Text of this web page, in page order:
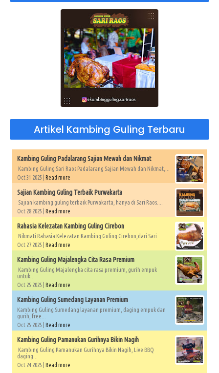
Artikel Kambing Guling Terbaru
Kambing Guling Padalarang Sajian Mewah dan Nikmat
Kambing Guling Sari Raos Padalarang Sajian Mewah dan Nikmat,...
Oct 31 2025 | Read more
Sajian Kambing Guling Terbaik Purwakarta
Sajian kambing guling terbaik Purwakarta, hanya di Sari Raos....
Oct 28 2025 | Read more
Rahasia Kelezatan Kambing Guling Cirebon
Nikmati Rahasia Kelezatan Kambing Guling Cirebon,dari Sari...
Oct 27 2025 | Read more
Kambing Guling Majalengka Cita Rasa Premium
Kambing Guling Majalengka cita rasa premium, gurih empuk
untuk...
Oct 25 2025 | Read more
Kambing Guling Sumedang Layanan Premium
Kambing Guling Sumedang layanan premium, daging empuk dan
gurih, free...
Oct 25 2025 | Read more
Kambing Guling Pamanukan Gurihnya Bikin Nagih
Kambing Guling Pamanukan Gurihnya Bikin Nagih, Live BBQ
daging...
Oct 24 2025 | Read more